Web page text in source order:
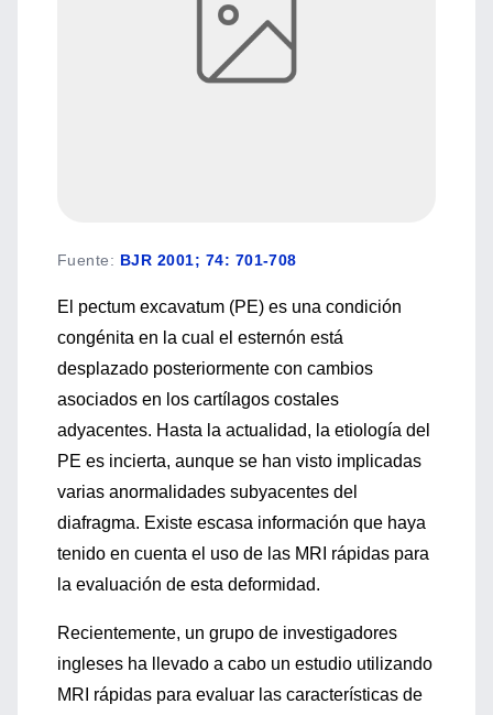
Fuente: BJR 2001; 74: 701-708
El pectum excavatum (PE) es una condición
congénita en la cual el esternón está
desplazado posteriormente con cambios
asociados en los cartílagos costales
adyacentes. Hasta la actualidad, la etiología del
PE es incierta, aunque se han visto implicadas
varias anormalidades subyacentes del
diafragma. Existe escasa información que haya
tenido en cuenta el uso de las MRI rápidas para
la evaluación de esta deformidad.
Recientemente, un grupo de investigadores
ingleses ha llevado a cabo un estudio utilizando
MRI rápidas para evaluar las características de